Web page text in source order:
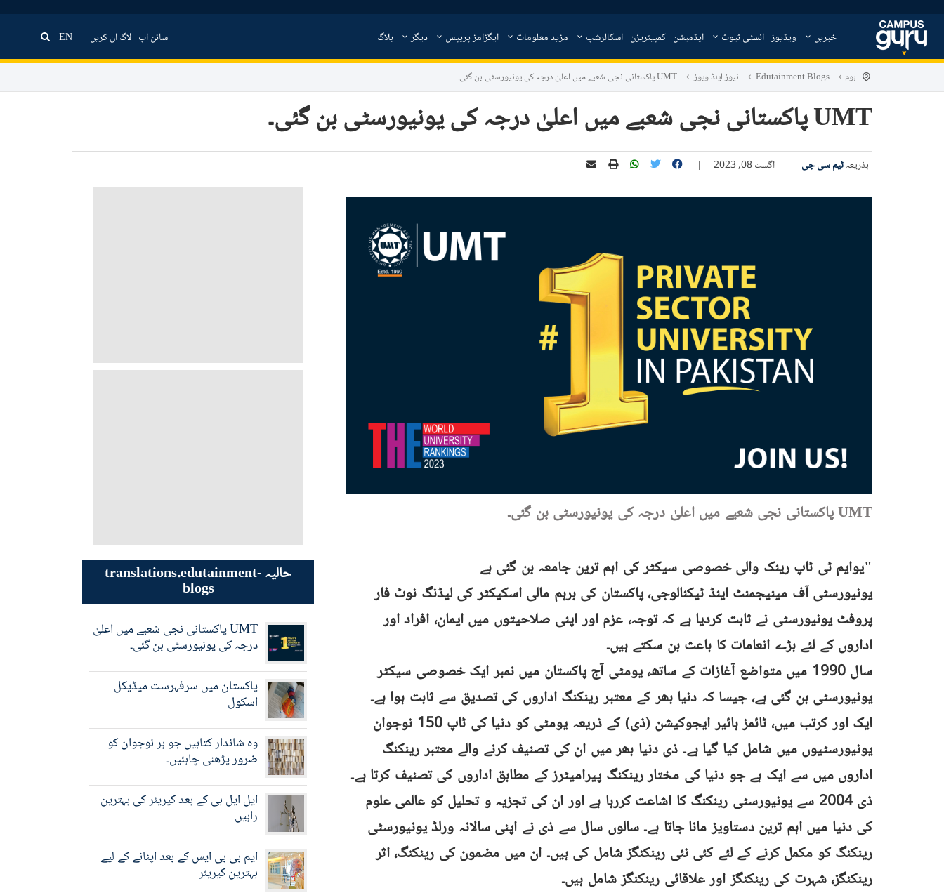
خبریں ویڈیوز انسٹی ٹیوٹ ایڈمیشن کمپیئریزن اسکالرشپ مزید معلومات ایگزامز پریپس دیگر بلاگ سائن اپ لاگ ان کریں EN
ہوم Edutainment Blogs نیوز اینڈ ویوز UMT پاکستانی نجی شعبے میں اعلیٰ درجہ کی یونیورسٹی بن گئی۔
UMT پاکستانی نجی شعبے میں اعلیٰ درجہ کی یونیورسٹی بن گئی۔
بذریعہٹیم سی جی | اگست 08, 2023 |
UMT پاکستانی نجی شعبے میں اعلیٰ درجہ کی یونیورسٹی بن گئی۔
"یوایم ٹی ٹاپ رینک والی خصوصی سیکٹر کی اہم ترین جامعہ بن گئی ہے
یونیورسٹی آف مینیجمنٹ اینڈ ٹیکنالوجی، پاکستان کی برہم مالی اسکیکٹر کی لیڈنگ نوٹ فار
پروفٹ یونیورسٹی نے ثابت کردیا ہے کہ توجہ، عزم اور اپنی صلاحیتوں میں ایمان، افراد اور
اداروں کے لئے بڑے انعامات کا باعث بن سکتے ہیں۔
سال 1990 میں متواضع آغازات کے ساتھ، یومٹی آج پاکستان میں نمبر ایک خصوصی سیکٹر
یونیورسٹی بن گئی ہے، جیسا کہ دنیا بھر کے معتبر رینکنگ اداروں کی تصدیق سے ثابت ہوا ہے۔
ایک اور کرتب میں، ٹائمز ہائیر ایجوکیشن (ذی) کے ذریعہ یومٹی کو دنیا کی ٹاپ 150 نوجوان
یونیورسٹیوں میں شامل کیا گیا ہے۔ ذی دنیا بھر میں ان کی تصنیف کرنے والے معتبر رینکنگ
اداروں میں سے ایک ہے جو دنیا کی مختار رینکنگ پیرامیٹرز کے مطابق اداروں کی تصنیف کرتا ہے۔
ذی 2004 سے یونیورسٹی رینکنگ کا اشاعت کررہا ہے اور ان کی تجزیہ و تحلیل کو عالمی علوم
کی دنیا میں اہم ترین دستاویز مانا جاتا ہے۔ سالوں سال سے ذی نے اپنی سالانہ ورلڈ یونیورسٹی
رینکنگ کو مکمل کرنے کے لئے کئی نئی رینکنگز شامل کی ہیں۔ ان میں مضمون کی رینکنگ، اثر
رینکنگز، شہرت کی رینکنگز اور علاقائی رینکنگز شامل ہیں۔
حالیہ translations.edutainment-
blogs
UMT پاکستانی نجی شعبے میں اعلیٰ
درجہ کی یونیورسٹی بن گئی۔
پاکستان میں سرفہرست میڈیکل
اسکول
وہ شاندار کتابیں جو ہر نوجوان کو
ضرور پڑھنی چاہئیں۔
ایل ایل بی کے بعد کیریئر کی بہترین
راہیں
ایم بی بی ایس کے بعد اپنانے کے لیے
بہترین کیریئر